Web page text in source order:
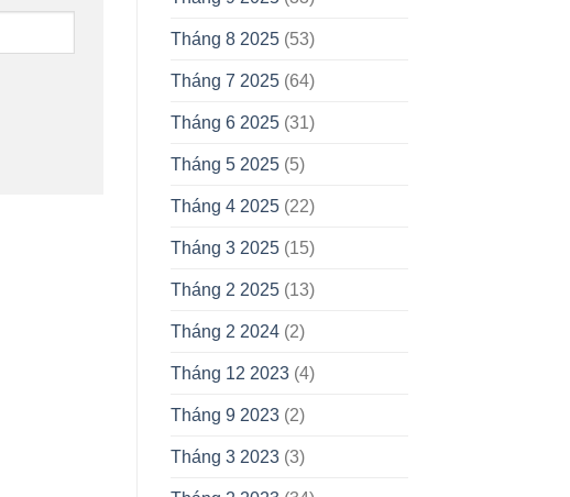
Tháng 8 2025(53)
Tháng 7 2025(64)
Tháng 6 2025(31)
Tháng 5 2025(5)
Tháng 4 2025(22)
Tháng 3 2025(15)
Tháng 2 2025(13)
Tháng 2 2024(2)
Tháng 12 2023(4)
Tháng 9 2023(2)
Tháng 3 2023(3)